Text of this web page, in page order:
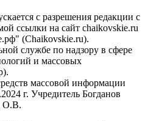
с разрешения редакции с
ссылки на сайт chaikovskie.ru
(Chaikovskie.ru).
службе по надзору в сфере
и массовых
массовой информации
г. Учредитель Богданов
О.В.